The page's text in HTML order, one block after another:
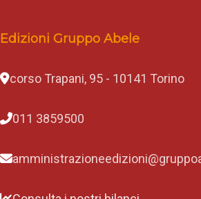
Edizioni Gruppo Abele
corso Trapani, 95 - 10141 Torino
011 3859500